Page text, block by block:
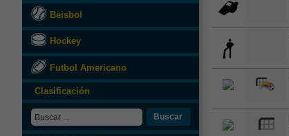
Beisbol
Hockey
Futbol Americano
Clasificación
Buscar